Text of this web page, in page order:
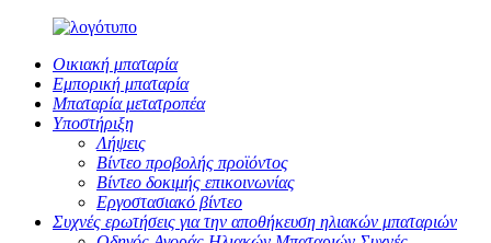
Οικιακή μπαταρία
Εμπορική μπαταρία
Μπαταρία μετατροπέα
Υποστήριξη
Λήψεις
Βίντεο προβολής προϊόντος
Βίντεο δοκιμής επικοινωνίας
Εργοστασιακό βίντεο
Συχνές ερωτήσεις για την αποθήκευση ηλιακών μπαταριών